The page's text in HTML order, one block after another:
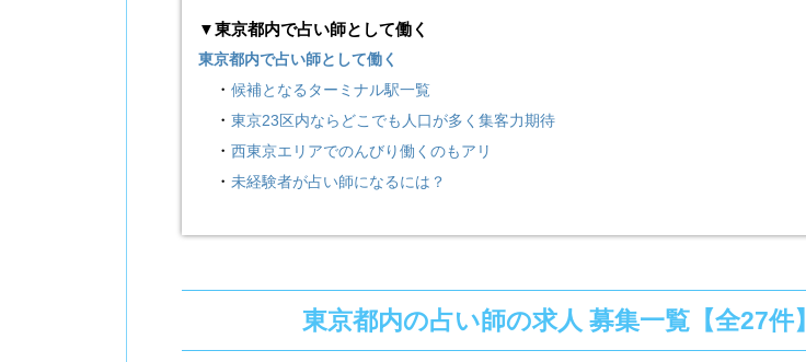
▼東京都内で占い師として働く
東京都内で占い師として働く
・ 候補となるターミナル駅一覧
・ 東京23区内ならどこでも人口が多く集客力期待
・ 西東京エリアでのんびり働くのもアリ
・ 未経験者が占い師になるには？
東京都内の占い師の求人 募集一覧【全27件】